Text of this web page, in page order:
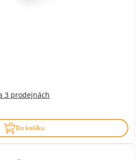
3 prodejnách
Do košíku